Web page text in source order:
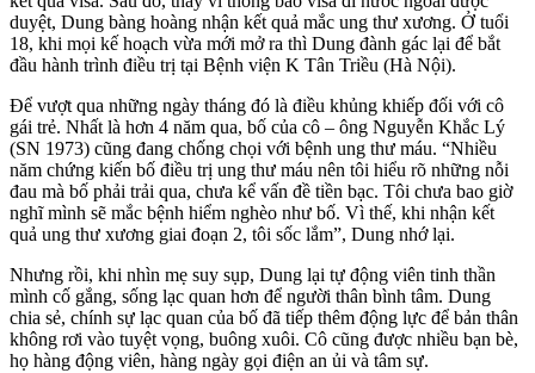
duyệt, Dung bàng hoàng nhận kết quả mắc ung thư xương. Ở tuổi
18, khi mọi kế hoạch vừa mới mở ra thì Dung đành gác lại để bắt
đầu hành trình điều trị tại Bệnh viện K Tân Triều (Hà Nội).
Để vượt qua những ngày tháng đó là điều khủng khiếp đối với cô
gái trẻ. Nhất là hơn 4 năm qua, bố của cô – ông Nguyễn Khắc Lý
(SN 1973) cũng đang chống chọi với bệnh ung thư máu. “Nhiều
năm chứng kiến bố điều trị ung thư máu nên tôi hiểu rõ những nỗi
đau mà bố phải trải qua, chưa kể vấn đề tiền bạc. Tôi chưa bao giờ
nghĩ mình sẽ mắc bệnh hiểm nghèo như bố. Vì thế, khi nhận kết
quả ung thư xương giai đoạn 2, tôi sốc lắm”, Dung nhớ lại.
Nhưng rồi, khi nhìn mẹ suy sụp, Dung lại tự động viên tinh thần
mình cố gắng, sống lạc quan hơn để người thân bình tâm. Dung
chia sẻ, chính sự lạc quan của bố đã tiếp thêm động lực để bản thân
không rơi vào tuyệt vọng, buông xuôi. Cô cũng được nhiều bạn bè,
họ hàng động viên, hàng ngày gọi điện an ủi và tâm sự.